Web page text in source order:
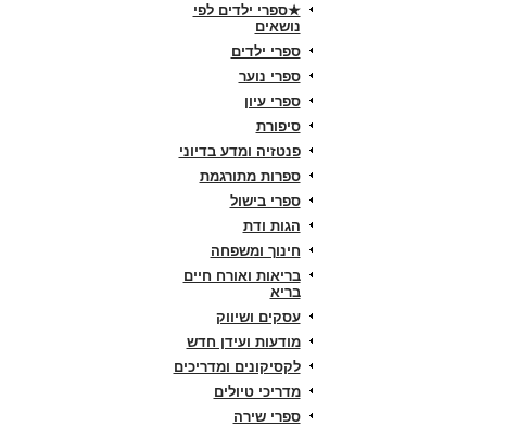
★ספרי ילדים לפי
נושאים
ספרי ילדים
ספרי נוער
ספרי עיון
סיפורת
פנטזיה ומדע בדיוני
ספרות מתורגמת
ספרי בישול
הגות ודת
חינוך ומשפחה
בריאות ואורח חיים
בריא
עסקים ושיווק
מודעות ועידן חדש
לקסיקונים ומדריכים
מדריכי טיולים
ספרי שירה